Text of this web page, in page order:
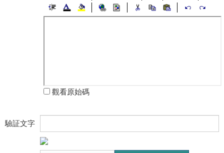
觀看原始碼
驗証文字